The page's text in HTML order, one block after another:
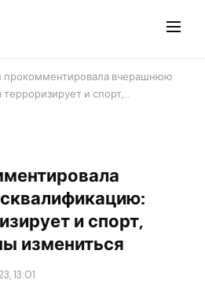
прокомментировала вчерашнюю
и спорт,…
и спорт,
измениться
13:01